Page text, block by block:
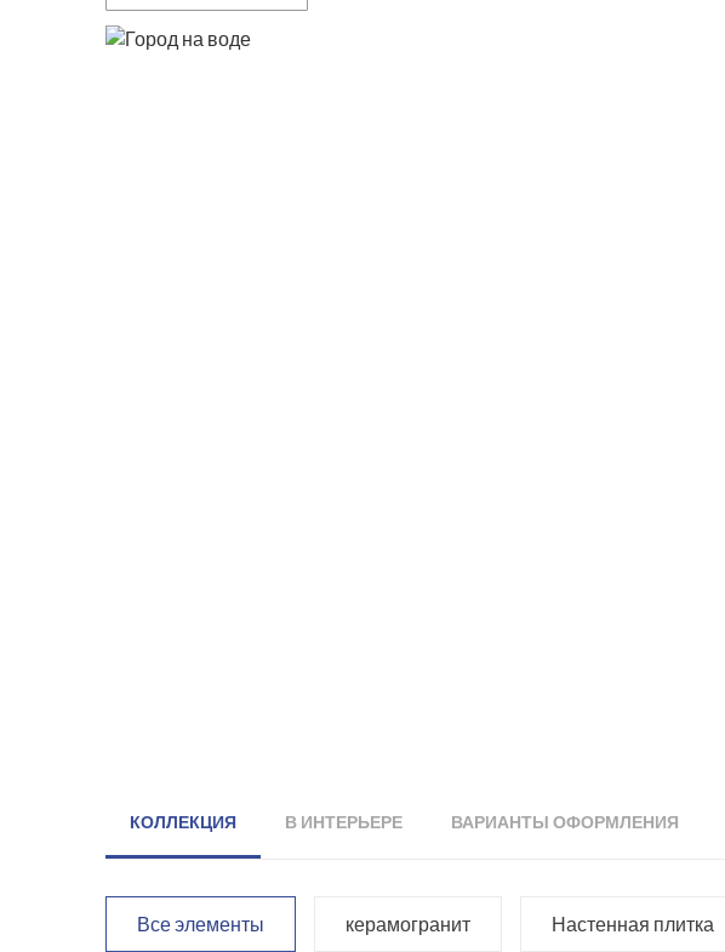
КОЛЛЕКЦИЯ В ИНТЕРЬЕРЕ ВАРИАНТЫ ОФОРМЛЕНИЯ
Все элементы керамогранит Настенная плитка